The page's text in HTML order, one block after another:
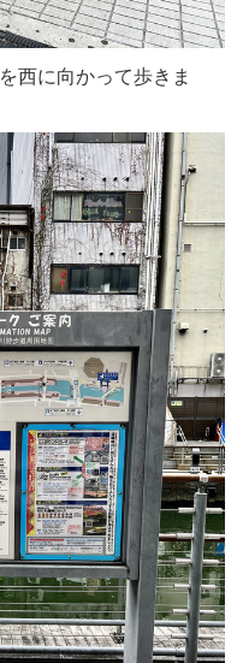
を西に向かって歩きま